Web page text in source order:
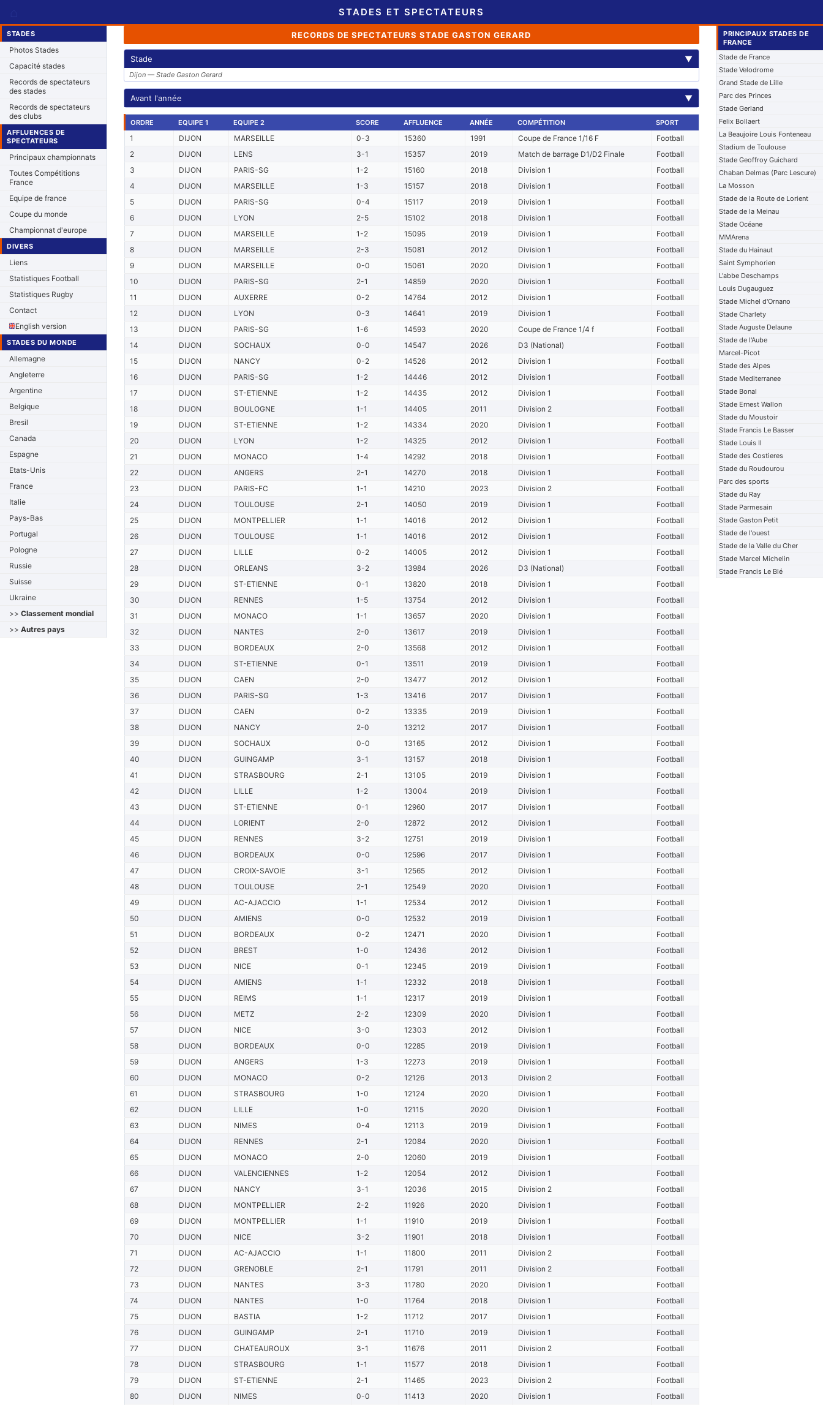
STADES ET SPECTATEURS
STADES
Photos Stades
Capacité stades
Records de spectateurs
des stades
Records de spectateurs
des clubs
AFFLUENCES DE
SPECTATEURS
Principaux championnats
Toutes Compétitions
France
Equipe de france
Coupe du monde
Championnat d'europe
DIVERS
Liens
Statistiques Football
Statistiques Rugby
Contact
English version
STADES DU MONDE
Allemagne
Angleterre
Argentine
Belgique
Bresil
Canada
Espagne
Etats-Unis
France
Italie
Pays-Bas
Portugal
Pologne
Russie
Suisse
Ukraine
>> Classement mondial
>> Autres pays
RECORDS DE SPECTATEURS STADE GASTON GERARD
Stade ▼
Dijon — Stade Gaston Gerard
Avant l'année ▼
ORDRE EQUIPE 1 EQUIPE 2 SCORE AFFLUENCE ANNÉE COMPÉTITION SPORT
1 DIJON MARSEILLE 0-3 15360 1991 Coupe de France 1/16 F
Football
2
DIJON LENS 3-1 15357 2019 Match de barrage D1/D2 Finale
Football
3
DIJON PARIS-SG 1-2 15160 2018 Division 1
Football
4
DIJON MARSEILLE 1-3 15157 2018 Division 1
Football
5
DIJON PARIS-SG 0-4 15117 2019 Division 1
Football
6
DIJON LYON 2-5 15102 2018 Division 1
Football
7
DIJON MARSEILLE 1-2 15095 2019 Division 1
Football
8
DIJON MARSEILLE 2-3 15081 2012 Division 1
Football
9
DIJON MARSEILLE 0-0 15061 2020 Division 1
Football
10
DIJON PARIS-SG 2-1 14859 2020 Division 1
Football
11
DIJON AUXERRE 0-2 14764 2012 Division 1
Football
12
DIJON LYON 0-3 14641 2019 Division 1
Football
13
DIJON PARIS-SG 1-6 14593 2020 Coupe de France 1/4 f
Football
14
DIJON SOCHAUX 0-0 14547 2026 D3 (National)
Football
15
DIJON NANCY 0-2 14526 2012 Division 1
Football
16
DIJON PARIS-SG 1-2 14446 2012 Division 1
Football
17
DIJON ST-ETIENNE 1-2 14435 2012 Division 1
Football
18
DIJON BOULOGNE 1-1 14405 2011 Division 2
Football
19
DIJON ST-ETIENNE 1-2 14334 2020 Division 1
Football
20
DIJON LYON 1-2 14325 2012 Division 1
Football
21
DIJON MONACO 1-4 14292 2018 Division 1
Football
22
DIJON ANGERS 2-1 14270 2018 Division 1
Football
23
DIJON PARIS-FC 1-1 14210 2023 Division 2
Football
24
DIJON TOULOUSE 2-1 14050 2019 Division 1
Football
25
DIJON MONTPELLIER 1-1 14016 2012 Division 1
Football
26
DIJON TOULOUSE 1-1 14016 2012 Division 1
Football
27
DIJON LILLE 0-2 14005 2012 Division 1
Football
28
DIJON ORLEANS 3-2 13984 2026 D3 (National)
Football
29
DIJON ST-ETIENNE 0-1 13820 2018 Division 1
Football
30
DIJON RENNES 1-5 13754 2012 Division 1
Football
31
DIJON MONACO 1-1 13657 2020 Division 1
Football
32
DIJON NANTES 2-0 13617 2019 Division 1
Football
33
DIJON BORDEAUX 2-0 13568 2012 Division 1
Football
34
DIJON ST-ETIENNE 0-1 13511 2019 Division 1
Football
35
DIJON CAEN 2-0 13477 2012 Division 1
Football
36
DIJON PARIS-SG 1-3 13416 2017 Division 1
Football
37
DIJON CAEN 0-2 13335 2019 Division 1
Football
38
DIJON NANCY 2-0 13212 2017 Division 1
Football
39
DIJON SOCHAUX 0-0 13165 2012 Division 1
Football
40
DIJON GUINGAMP 3-1 13157 2018 Division 1
Football
41
DIJON STRASBOURG 2-1 13105 2019 Division 1
Football
42
DIJON LILLE 1-2 13004 2019 Division 1
Football
43
DIJON ST-ETIENNE 0-1 12960 2017 Division 1
Football
44
DIJON LORIENT 2-0 12872 2012 Division 1
Football
45
DIJON RENNES 3-2 12751 2019 Division 1
Football
46
DIJON BORDEAUX 0-0 12596 2017 Division 1
Football
47
DIJON CROIX-SAVOIE 3-1 12565 2012 Division 1
Football
48
DIJON TOULOUSE 2-1 12549 2020 Division 1
Football
49
DIJON AC-AJACCIO 1-1 12534 2012 Division 1
Football
50
DIJON AMIENS 0-0 12532 2019 Division 1
Football
51
DIJON BORDEAUX 0-2 12471 2020 Division 1
Football
52
DIJON BREST 1-0 12436 2012 Division 1
Football
53
DIJON NICE 0-1 12345 2019 Division 1
Football
54
DIJON AMIENS 1-1 12332 2018 Division 1
Football
55
DIJON REIMS 1-1 12317 2019 Division 1
Football
56
DIJON METZ 2-2 12309 2020 Division 1
Football
57
DIJON NICE 3-0 12303 2012 Division 1
Football
58
DIJON BORDEAUX 0-0 12285 2019 Division 1
Football
59
DIJON ANGERS 1-3 12273 2019 Division 1
Football
60
DIJON MONACO 0-2 12126 2013 Division 2
Football
61
DIJON STRASBOURG 1-0 12124 2020 Division 1
Football
62
DIJON LILLE 1-0 12115 2020 Division 1
Football
63
DIJON NIMES 0-4 12113 2019 Division 1
Football
64
DIJON RENNES 2-1 12084 2020 Division 1
Football
65
DIJON MONACO 2-0 12060 2019 Division 1
Football
66
DIJON VALENCIENNES 1-2 12054 2012 Division 1
Football
67
DIJON NANCY 3-1 12036 2015 Division 2
Football
68
DIJON MONTPELLIER 2-2 11926 2020 Division 1
Football
69
DIJON MONTPELLIER 1-1 11910 2019 Division 1
Football
70
DIJON NICE 3-2 11901 2018 Division 1
Football
71
DIJON AC-AJACCIO 1-1 11800 2011 Division 2
Football
72
DIJON GRENOBLE 2-1 11791 2011 Division 2
Football
73
DIJON NANTES 3-3 11780 2020 Division 1
Football
74
DIJON NANTES 1-0 11764 2018 Division 1
Football
75
DIJON BASTIA 1-2 11712 2017 Division 1
Football
76
DIJON GUINGAMP 2-1 11710 2019 Division 1
Football
77
DIJON CHATEAUROUX 3-1 11676 2011 Division 2
Football
78
DIJON STRASBOURG 1-1 11577 2018 Division 1
Football
79
DIJON ST-ETIENNE 2-1 11465 2023 Division 2
Football
80
DIJON NIMES 0-0 11413 2020 Division 1
Football
PRINCIPAUX STADES DE
FRANCE
Stade de France
Stade Velodrome
Grand Stade de Lille
Parc des Princes
Stade Gerland
Felix Bollaert
La Beaujoire Louis Fonteneau
Stadium de Toulouse
Stade Geoffroy Guichard
Chaban Delmas (Parc Lescure)
La Mosson
Stade de la Route de Lorient
Stade de la Meinau
Stade Océane
MMArena
Stade du Hainaut
Saint Symphorien
L'abbe Deschamps
Louis Dugauguez
Stade Michel d'Ornano
Stade Charlety
Stade Auguste Delaune
Stade de l'Aube
Marcel-Picot
Stade des Alpes
Stade Mediterranee
Stade Bonal
Stade Ernest Wallon
Stade du Moustoir
Stade Francis Le Basser
Stade Louis II
Stade des Costieres
Stade du Roudourou
Parc des sports
Stade du Ray
Stade Parmesain
Stade Gaston Petit
Stade de l'ouest
Stade de la Valle du Cher
Stade Marcel Michelin
Stade Francis Le Blé